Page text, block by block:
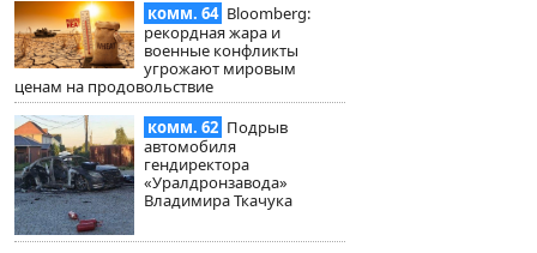
комм. 64 Bloomberg:
рекордная жара и
военные конфликты
угрожают мировым
ценам на продовольствие
комм. 62 Подрыв
автомобиля
гендиректора
«Уралдронзавода»
Владимира Ткачука